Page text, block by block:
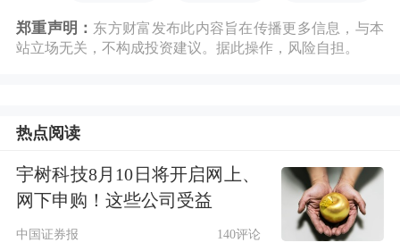
一些渠道近期弱化了主动权益类基金产
+和纯固定收益产品。还有业内人士认
经验丰富的渠道机构，积累了丰富的投
资顾问能力，“可以说通过销售的变
郑重声明： 东方财富发布此内容旨在传播更多信息，与本
站立场无关，不构成投资建议。据此操作，风险自担。
热点阅读
宇树科技8月10日将开启网上、
网下申购！这些公司受益
中国证券报 140评论